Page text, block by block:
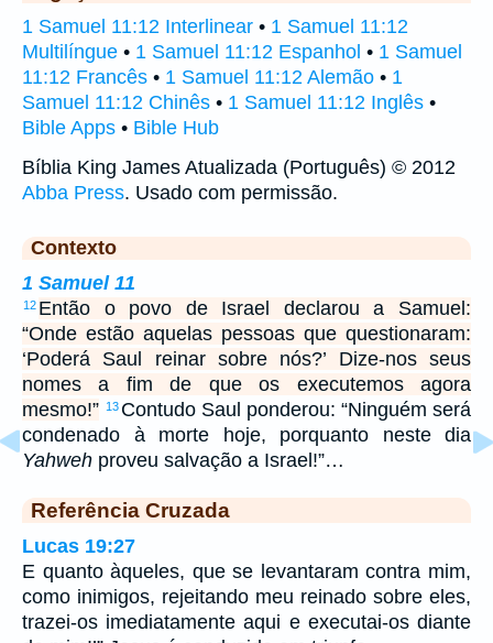
1 Samuel 11:12 Interlinear • 1 Samuel 11:12
Multilíngue • 1 Samuel 11:12 Espanhol • 1 Samuel
11:12 Francês • 1 Samuel 11:12 Alemão • 1
Samuel 11:12 Chinês • 1 Samuel 11:12 Inglês •
Bible Apps • Bible Hub
Bíblia King James Atualizada (Português) © 2012
Abba Press. Usado com permissão.
Contexto
1 Samuel 11
12 Então o povo de Israel declarou a Samuel:
“Onde estão aquelas pessoas que questionaram:
‘Poderá Saul reinar sobre nós?’ Dize-nos seus
nomes a fim de que os executemos agora
mesmo!” 13 Contudo Saul ponderou: “Ninguém será
condenado à morte hoje, porquanto neste dia
Yahweh proveu salvação a Israel!”…
Referência Cruzada
Lucas 19:27
E quanto àqueles, que se levantaram contra mim,
como inimigos, rejeitando meu reinado sobre eles,
trazei-os imediatamente aqui e executai-os diante